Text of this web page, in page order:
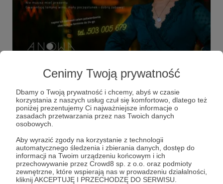
Cenimy Twoją prywatność
Dbamy o Twoją prywatność i chcemy, abyś w czasie
korzystania z naszych usług czuł się komfortowo, dlatego też
poniżej prezentujemy Ci najważniejsze informacje o
zasadach przetwarzania przez nas Twoich danych
osobowych.
Aby wyrazić zgody na korzystanie z technologii
automatycznego śledzenia i zbierania danych, dostęp do
informacji na Twoim urządzeniu końcowym i ich
przechowywanie przez Crowd8 sp. z o.o. oraz podmioty
zewnętrzne, które wspierają nas w prowadzeniu działalności,
kliknij AKCEPTUJĘ I PRZECHODZĘ DO SERWISU.
Dwa tygodnie po...
niebojesiejuzbac polskapiosenka anowamuzyka
+7